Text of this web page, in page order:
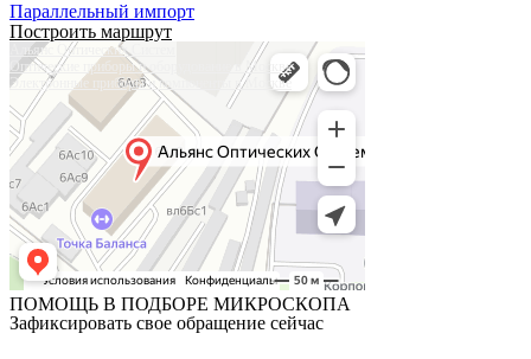
Параллельный импорт
Построить маршрут
Альянс Оптических Систем
Оптические приборы и оборудование в Москве
Электронные приборы и компоненты в Москве
ПОМОЩЬ В ПОДБОРЕ МИКРОСКОПА
Зафиксировать свое обращение сейчас